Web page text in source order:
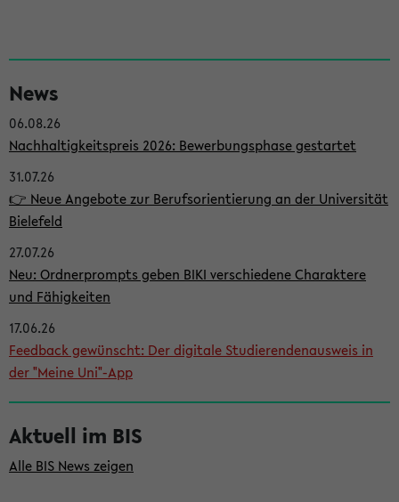
e
i
t
e
n
l
e
i
s
t
e
News
06.08.26
Nachhaltigkeitspreis 2026: Bewerbungsphase gestartet
31.07.26
👉 Neue Angebote zur Berufsorientierung an der Universität
Bielefeld
27.07.26
Neu: Ordnerprompts geben BIKI verschiedene Charaktere
und Fähigkeiten
17.06.26
Feedback gewünscht: Der digitale Studierendenausweis in
der "Meine Uni"-App
Aktuell im BIS
Alle BIS News zeigen